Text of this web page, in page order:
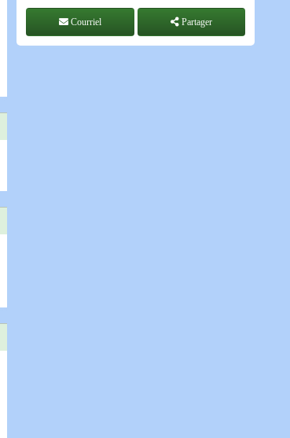
Courriel Partager